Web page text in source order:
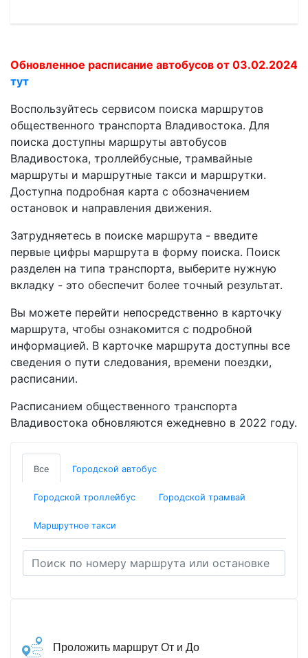
Обновленное расписание автобусов от 03.02.2024
тут
Воспользуйтесь сервисом поиска маршрутов
общественного транспорта Владивостока. Для
поиска доступны маршруты автобусов
Владивостока, троллейбусные, трамвайные
маршруты и маршрутные такси и маршрутки.
Доступна подробная карта с обозначением
остановок и направления движения.
Затрудняетесь в поиске маршрута - введите
первые цифры маршрута в форму поиска. Поиск
разделен на типа транспорта, выберите нужную
вкладку - это обеспечит более точный результат.
Вы можете перейти непосредственно в карточку
маршрута, чтобы ознакомится с подробной
информацией. В карточке маршрута доступны все
сведения о пути следования, времени поездки,
расписании.
Расписанием общественного транспорта
Владивостока обновляются ежедневно в 2022 году.
Все Городской автобус
Городской троллейбус Городской трамвай
Маршрутное такси
Проложить маршрут От и До